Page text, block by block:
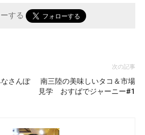
する
なさんぽ
次の記事
南三陸の美味しいタコ＆市場
見学 おすばでジャーニー#1